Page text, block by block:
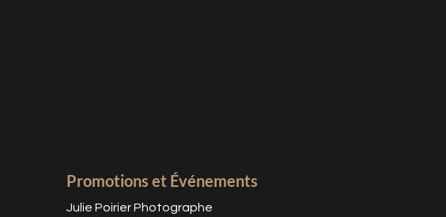
Promotions et Événements
Julie Poirier Photographe